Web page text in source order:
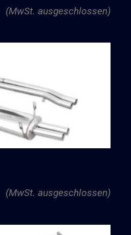
(MwSt. ausgeschlossen)
(MwSt. ausgeschlossen)